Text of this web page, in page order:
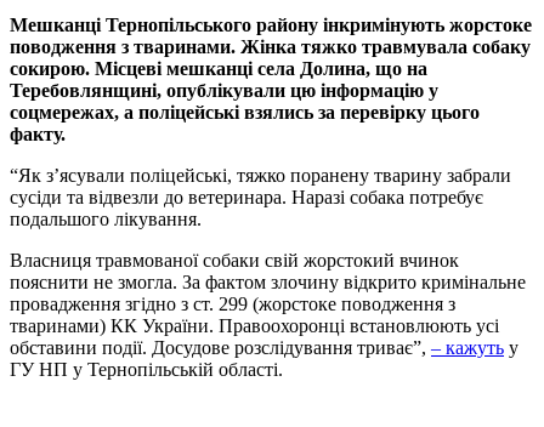
Мешканці Тернопільського району інкримінують жорстоке
поводження з тваринами. Жінка тяжко травмувала собаку
сокирою. Місцеві мешканці села Долина, що на
Теребовлянщині, опублікували цю інформацію у
соцмережах, а поліцейські взялись за перевірку цього
факту.
“Як з’ясували поліцейські, тяжко поранену тварину забрали
сусіди та відвезли до ветеринара. Наразі собака потребує
подальшого лікування.
Власниця травмованої собаки свій жорстокий вчинок
пояснити не змогла. За фактом злочину відкрито кримінальне
провадження згідно з ст. 299 (жорстоке поводження з
тваринами) КК України. Правоохоронці встановлюють усі
обставини події. Досудове розслідування триває”, – кажуть у
ГУ НП у Тернопільській області.